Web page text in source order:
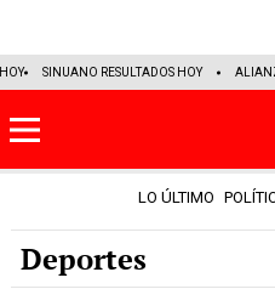
HOY SINUANO RESULTADOS HOY
LO ÚLTIMO
Deportes